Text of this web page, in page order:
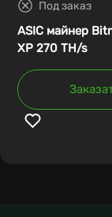
Под заказ
ASIC майнер
XP 270 TH/s